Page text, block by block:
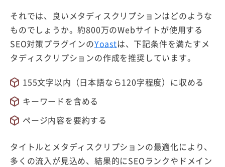
それでは、良いメタディスクリプションはどのような
ものでしょうか。約800万のWebサイトが使用する
SEO対策プラグインのYoastは、下記条件を満たすメ
タディスクリプションの作成を推奨しています。
155文字以内（日本語なら120字程度）に収める
キーワードを含める
ページ内容を要約する
タイトルとメタディスクリプションの最適化により、
多くの流入が見込め、結果的にSEOランクやドメイン